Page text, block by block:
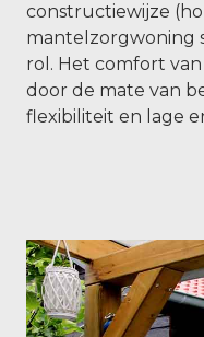
constructiewijze
mantelzorgwoning
rol. Het comfort
door de mate van
flexibiliteit en lage